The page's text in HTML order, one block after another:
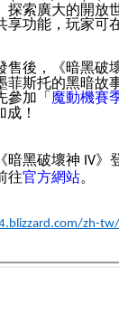
探索廣大的開放
享功能，玩家可
售後，《暗黑破
菲斯托的黑暗故
參加「 魔動機賽
成！
暗黑破壞神 IV》
往官方網站。
zh-tw/